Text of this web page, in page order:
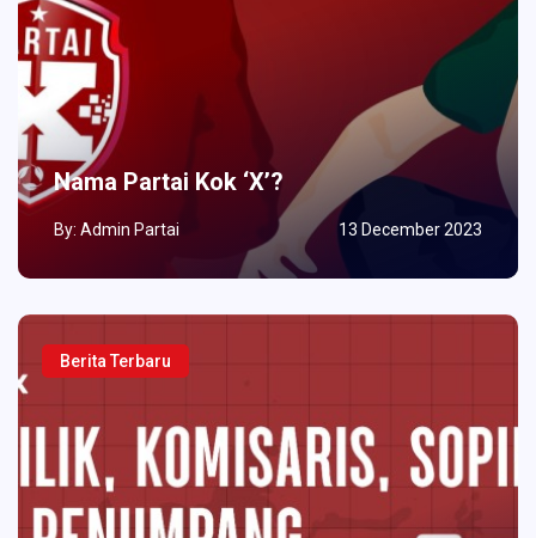
Nama Partai Kok ‘X’?
By: Admin Partai 13 December 2023
Berita Terbaru